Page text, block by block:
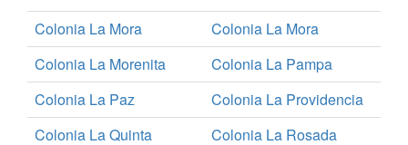
Colonia La Mora
Colonia La Mora
Colonia La Morenita
Colonia La Pampa
Colonia La Paz
Colonia La Providencia
Colonia La Quinta
Colonia La Rosada